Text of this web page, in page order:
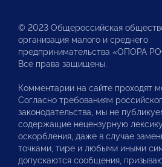
© 2023 Общероссийская
организация малого и среднего
предпринимательства «ОПОРА
Все права защищены.
Комментарии на сайте проходят
Согласно требованиям
законодательства, мы не
содержащие нецензурную
оскорбления, даже в случае
точками, тире и любыми иными
допускаются сообщения,